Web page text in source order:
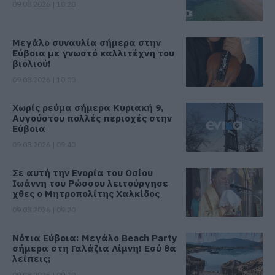
Μεγάλο συναυλία σήμερα στην
Εύβοια με γνωστό καλλιτέχνη του
βιολιού!
Χωρίς ρεύμα σήμερα Κυριακή 9,
Αυγούστου πολλές περιοχές στην
Εύβοια
Σε αυτή την Ενορία του Οσίου
Ιωάννη του Ρώσσου λειτούργησε
χθες ο Μητροπολίτης Χαλκίδος
Νότια Εύβοια: Μεγάλο Beach Party
σήμερα στη Γαλάζια Λίμνη! Εσύ θα
λείπεις;